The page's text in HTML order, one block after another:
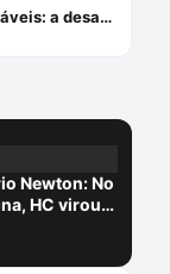
O microssistema de proteção dos vulneráveis: a desafiante missão do STJ
Newton: No
HC virou